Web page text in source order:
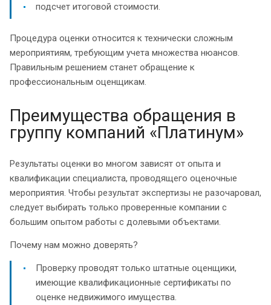
подсчет итоговой стоимости.
Процедура оценки относится к технически сложным
мероприятиям, требующим учета множества нюансов.
Правильным решением станет обращение к
профессиональным оценщикам.
Преимущества обращения в
группу компаний «Платинум»
Результаты оценки во многом зависят от опыта и
квалификации специалиста, проводящего оценочные
мероприятия. Чтобы результат экспертизы не разочаровал,
следует выбирать только проверенные компании с
большим опытом работы с долевыми объектами.
Почему нам можно доверять?
Проверку проводят только штатные оценщики,
имеющие квалификационные сертификаты по
оценке недвижимого имущества.